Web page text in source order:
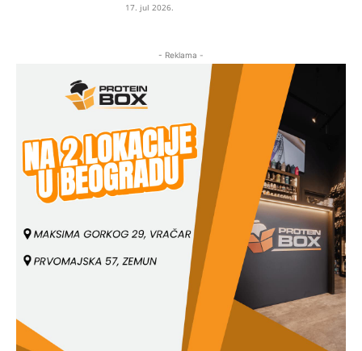
17. jul 2026.
- Reklama -